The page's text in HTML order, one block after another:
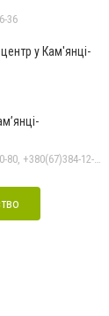
36
у Кам'янці-
+380(38)495-10-70, +380(38)495-10-80, +380(67)384-12-07